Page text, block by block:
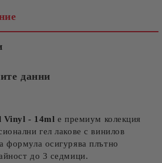
в рамките на работния ден.
данни
Vinyl - 14ml е премиум колекция
гел лакове с винилов
формула осигурява плътно
до 3 седмици.